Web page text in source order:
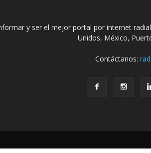
y ser el mejor portal por internet
Unidos, México,
Contáctanos: